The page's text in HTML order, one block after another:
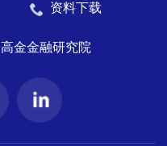
资料下载
高金金融研究院